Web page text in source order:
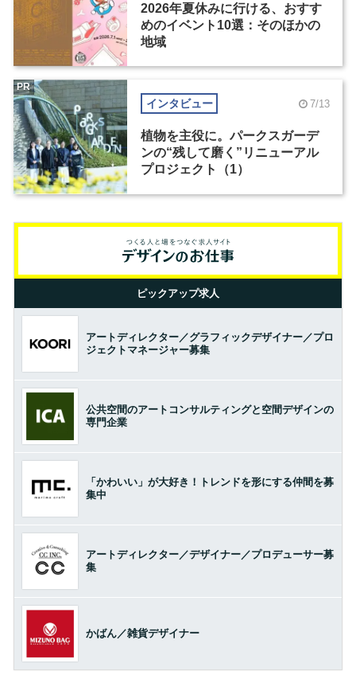
2026年夏休みに行ける、おすす
めのイベント10選：そのほかの
地域
インタビュー 7/13
植物を主役に。パークスガーデ
ンの“残して磨く”リニューアル
プロジェクト（1）
PR
ピックアップ求人
アートディレクター／グラフィックデザイナー／プロ
ジェクトマネージャー募集
公共空間のアートコンサルティングと空間デザインの
専門企業
「かわいい」が大好き！トレンドを形にする仲間を募
集中
アートディレクター／デザイナー／プロデューサー募
集
かばん／雑貨デザイナー